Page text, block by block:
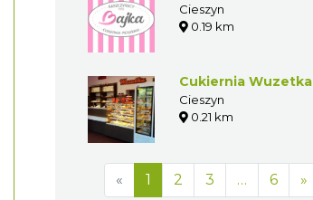
Cieszyn
0.19 km
Cukiernia Wuzetka
Cieszyn
0.21 km
« 1 2 3 … 6 »